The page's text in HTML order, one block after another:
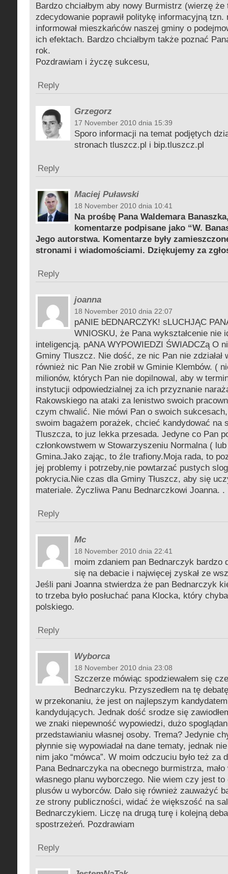
Bardzo chciałbym aby nowy Burmistrz (wierzę
zdecydowanie poprawił politykę informacyjną
informował mieszkańców naszej gminy o
ich efektach. Bardzo chciałbym także poznać
rok.
Pozdrawiam i życzę sukcesu,
Reply
Grzegorz
17 November 2010 dnia 15:39
Sporo informacji na temat podjętych
stronach tluszcz.pl i bip.tluszcz.pl
Reply
Maciej Puławski
18 November 2010 dnia 10:41
Na prośbę Pana Waldemara
komentarze podpisane jako “W.
Jego autorstwa. Komentarze były
stronami i wiadomościami. Dziękujemy za
Reply
joanna
18 November 2010 dnia 22:07
pANIE bEDNARCZYK! sLUCHJĄC
WNIOSKU, że Pana wykształcenie nie
inteligencją. pANA WYPOWIEDZI ŚWIADCZą O
Gminy Tluszcz. Nie dość, ze nic Pan nie zdziałał
również nic Pan Nie zrobił w Gminie Klembów. (
milionów, których Pan nie dopilnowal, aby w
instytucji odpowiedzialnej za ich przyznanie
Rakowskiego na ataki za lenistwo swoich
czym chwalić. Nie mówi Pan o swoich
swoim bagażem porażek, chcieć kandydować na
Tluszcza, to juz lekka przesada. Jedyne co Pan
członkowstwem w Stowarzyszeniu Normalna (
Gmina.Jako zając, to źle trafiony.Moja rada, to
jej problemy i potrzeby,nie powtarzać pustych
pokrycia.Nie czas dla Gminy Tłuszcz, aby się
materiale. Życzliwa Panu Bednarczkowi Joanna. .
Reply
Mc
18 November 2010 dnia 22:41
moim zdaniem pan Bednarczyk bardzo
się na debacie i najwięcej zyskał ze
Jeśli pani Joanna stwierdza że pan Bednarczyk
to trzeba było posłuchać pana Klocka, który
polskiego.
Reply
Wyborca
18 November 2010 dnia 23:08
Szczerze mówiąc spodziewałem się
Bednarczyku. Przyszedłem na tę
w przekonaniu, że jest on najlepszym
kandydujących. Jednak dość srodze się
we znaki niepewność wypowiedzi, dużo
przedstawianiu własnej osoby. Trema? Jedynie
płynnie się wypowiadał na dane tematy, jednak
nim jako “mówca”. W moim odczuciu było też za
Pana Bednarczyka na obecnego burmistrza,
własnego planu wyborczego. Nie wiem czy jest to
plusów u wyborców. Dało się również zauważyć
ze strony publiczności, widać że większość na
Bednarczykiem. Liczę na drugą turę i kolejną
spostrzeżeń. Pozdrawiam
Reply